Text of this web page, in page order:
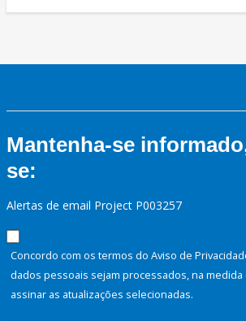
Mantenha-se
se:
Alertas de email Project P003257
Concordo com os termos do Aviso de
dados pessoais sejam processados, na
assinar as atualizações selecionadas.